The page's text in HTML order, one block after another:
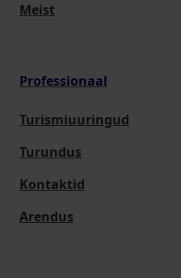
Meist
Professionaal
Turismiuuringud
Turundus
Kontaktid
Arendus